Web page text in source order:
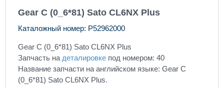
Gear C (0_6*81) Sato CL6NX Plus
Каталожный номер: P52962000
Gear C (0_6*81) Sato CL6NX Plus
Запчасть на деталировке под номером: 40
Название запчасти на английском языке: Gear C
(0_6*81) Sato CL6NX Plus.